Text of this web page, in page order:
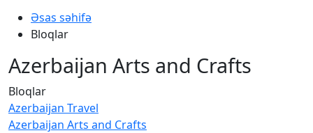
Əsas səhifə
Bloqlar
Azerbaijan Arts and Crafts
Bloqlar
Azerbaijan Travel
Azerbaijan Arts and Crafts